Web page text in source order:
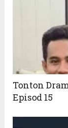
Tonton
Episod 15